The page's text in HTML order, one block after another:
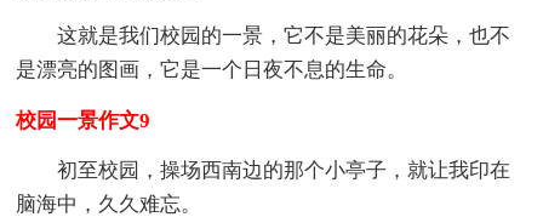
这就是我们校园的一景，它不是美丽的花朵，也不
是漂亮的图画，它是一个日夜不息的生命。
校园一景作文9
初至校园，操场西南边的那个小亭子，就让我印在
脑海中，久久难忘。